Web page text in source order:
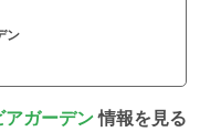
ン
アガーデン情報を見る